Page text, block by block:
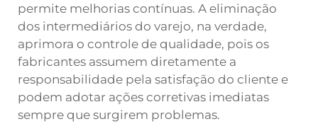
permite melhorias contínuas. A eliminação
dos intermediários do varejo, na verdade,
aprimora o controle de qualidade, pois os
fabricantes assumem diretamente a
responsabilidade pela satisfação do cliente e
podem adotar ações corretivas imediatas
sempre que surgirem problemas.